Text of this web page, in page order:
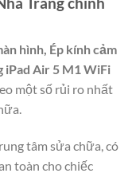
hình, Ép kính cảm
iPad Air 5 M1 WiFi
một số rủi ro nhất
tâm sửa chữa, có
toàn cho chiếc